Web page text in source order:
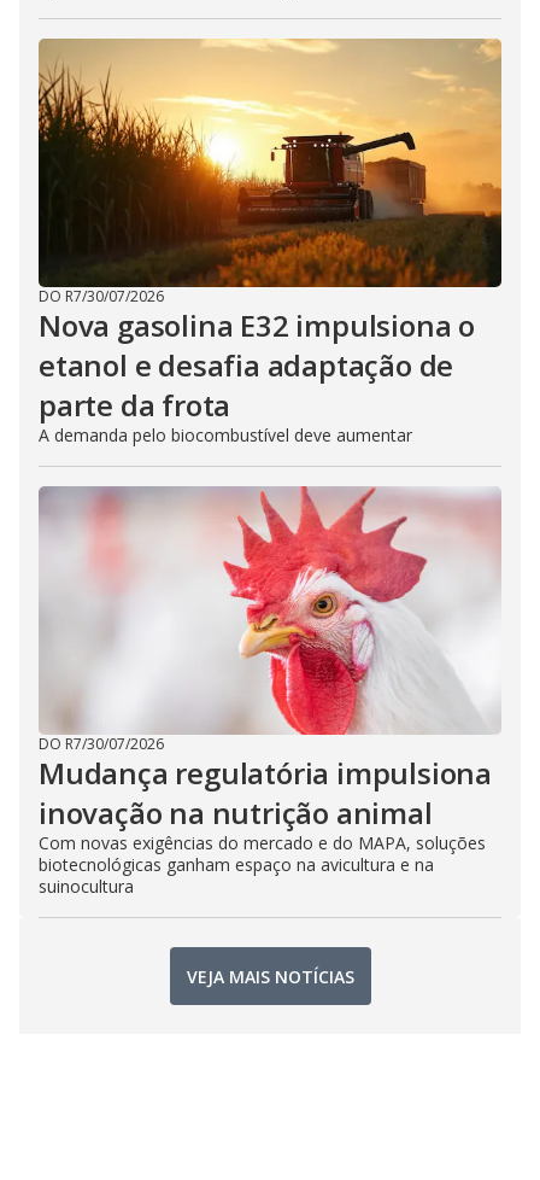
DO R7/30/07/2026
Nova gasolina E32 impulsiona o
etanol e desafia adaptação de
parte da frota
A demanda pelo biocombustível deve aumentar
DO R7/30/07/2026
Mudança regulatória impulsiona
inovação na nutrição animal
Com novas exigências do mercado e do MAPA, soluções
biotecnológicas ganham espaço na avicultura e na
suinocultura
VEJA MAIS NOTÍCIAS